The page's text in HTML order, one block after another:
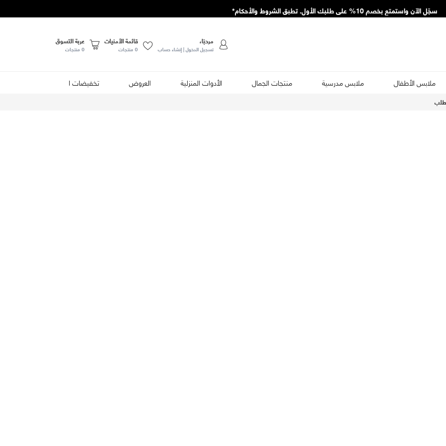
سجّل الآن واستمتع بخصم 10% على طلبك الأول. تطبق الشروط والأحكام*
مرحبًا،
تسجيل الدخول | إنشاء حساب
قائمة الأمنيات
0 منتجات
عربة التسوق
0 منتجات
ملابس الأطفال ملابس مدرسية منتجات الجمال الأدوات المنزلية العروض تخفيضات الصيف